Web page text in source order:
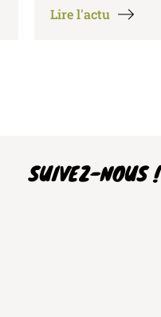
Lire l'actu
SUIVEZ-NOUS !